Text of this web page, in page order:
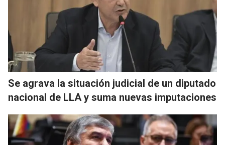
Se agrava la situación judicial de un diputado
nacional de LLA y suma nuevas imputaciones